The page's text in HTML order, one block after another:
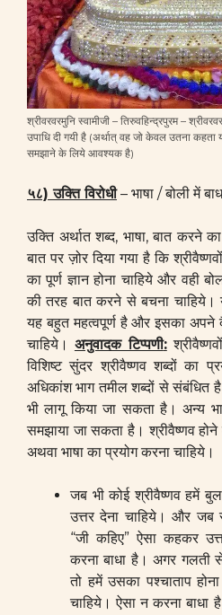
श्रीवरवरमुनि स्वामीजी – तिरुवहिन्द्रपुरम –
उपाधि दी गयी है (अर्थात् वह जो केवल उतना कहता
समझाने के लिये आवश्यक है)
५८) उक्ति विरोधी– भाषा / बोली में
उक्ति अर्थात शब्द, भाषा, बात
बात पर ज़ोर दिया गया है कि
का पूर्ण ज्ञान होना चाहिये और वही
की तरह बात करने से बचना
यह बहुत महत्वपूर्ण है और इसका अपने
चाहिये। अनुवादक टिप्पणी:
विशिष्ट सुंदर श्रीवैष्णव शब्दों का
अधिकांश भाग तमील शब्दों से संबंधित है
भी लागू किया जा सकता है। अन्य
समझाया जा सकता है। श्रीवैष्णव
अथवा भाषा का प्रयोग करना चाहिये।
जब भी कोई श्रीवैष्णव हमें
उत्तर देना चाहिये। और जब
“जी कहिए” ऐसा कहकर
करना बाधा है। अगर गलती
तो हमें उसका पश्चाताप
चाहिये। ऐसा न करना बाधा